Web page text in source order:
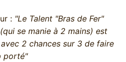
: "Le Talent "Bras de Fer"
se manie à 2 mains) est
2 chances sur 3 de faire
porté"